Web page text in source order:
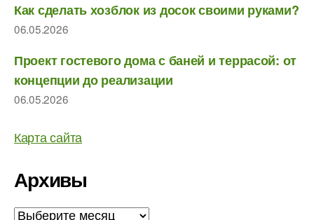
Как сделать хозблок из досок своими руками?
06.05.2026
Проект гостевого дома с баней и террасой: от
концепции до реализации
06.05.2026
Карта сайта
Архивы
Архивы